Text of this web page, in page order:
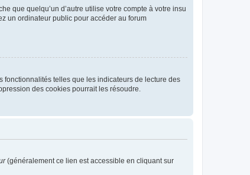
que quelqu’un d’autre utilise votre compte à votre insu
un ordinateur public pour accéder au forum
fonctionnalités telles que les indicateurs de lecture des
des cookies pourrait les résoudre.
(généralement ce lien est accessible en cliquant sur